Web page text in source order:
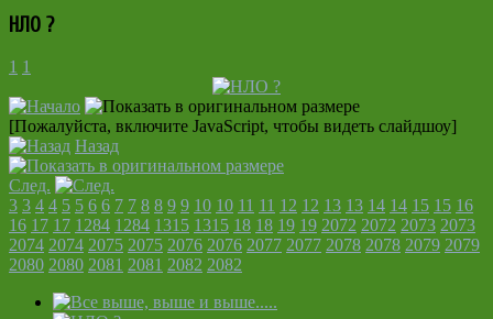
НЛО ?
1 1
[Пожалуйста, включите JavaScript, чтобы видеть слайдшоу]
Назад
След.
3 3 4 4 5 5 6 6 7 7 8 8 9 9 10 10 11 11 12 12 13 13 14 14 15 15 16
16 17 17 1284 1284 1315 1315 18 18 19 19 2072 2072 2073 2073
2074 2074 2075 2075 2076 2076 2077 2077 2078 2078 2079 2079
2080 2080 2081 2081 2082 2082